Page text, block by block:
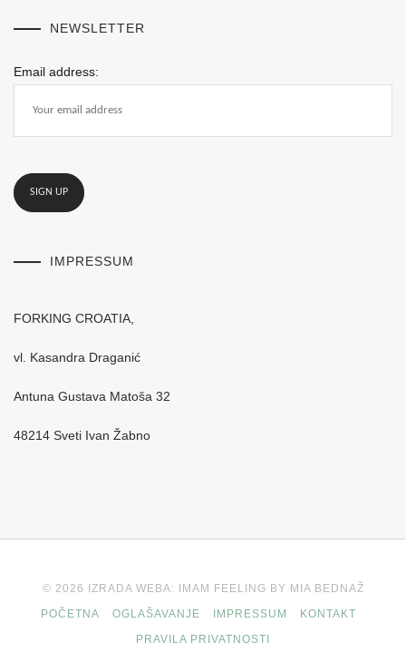
NEWSLETTER
Email address:
IMPRESSUM
FORKING CROATIA,
vl. Kasandra Draganić
Antuna Gustava Matoša 32
48214 Sveti Ivan Žabno
© 2026 IZRADA WEBA: IMAM FEELING BY MIA BEDNAŽ
POČETNA
OGLAŠAVANJE IMPRESSUM
KONTAKT
PRAVILA PRIVATNOSTI